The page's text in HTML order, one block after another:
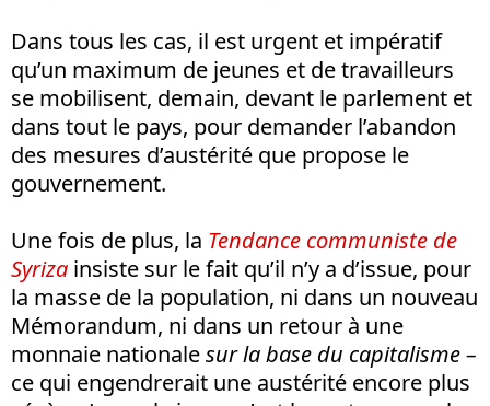
Dans tous les cas, il est urgent et impératif
qu’un maximum de jeunes et de travailleurs
se mobilisent, demain, devant le parlement et
dans tout le pays, pour demander l’abandon
des mesures d’austérité que propose le
gouvernement.
Une fois de plus, la Tendance communiste de
Syriza insiste sur le fait qu’il n’y a d’issue, pour
la masse de la population, ni dans un nouveau
Mémorandum, ni dans un retour à une
monnaie nationalesur la base du capitalisme –
ce qui engendrerait une austérité encore plus